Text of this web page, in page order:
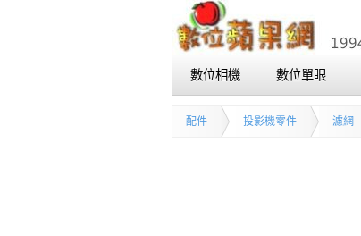
數位相機 數位單眼
配件 投影機零件 濾網